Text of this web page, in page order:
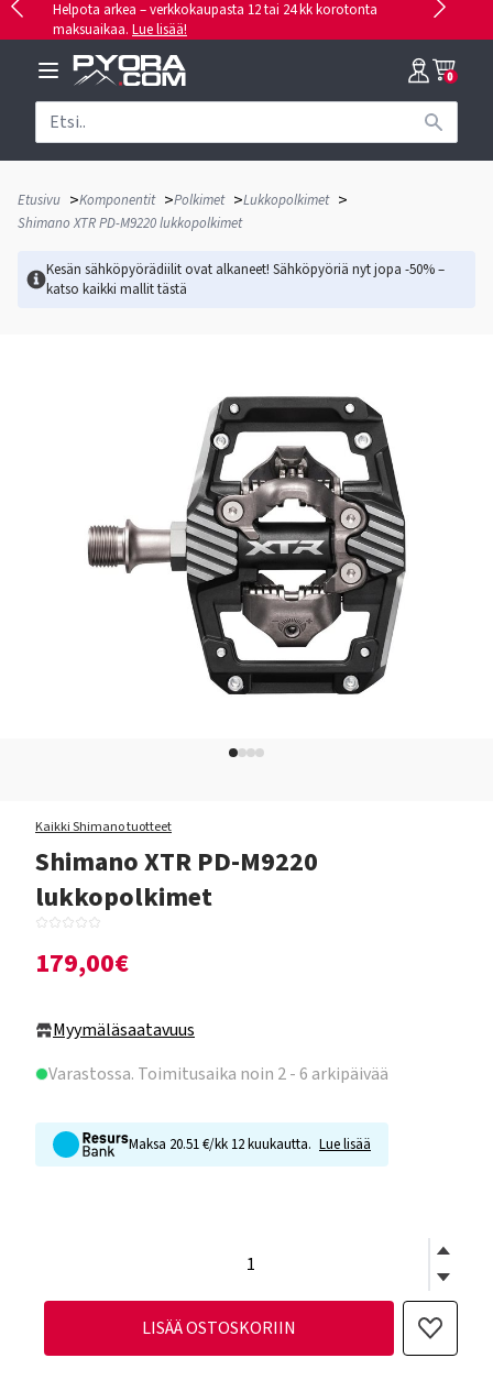
Helpota arkea – verkkokaupasta 12 tai 24 kk korotonta
maksuaikaa. Lue lisää!
0
Etusivu >Komponentit >Polkimet >Lukkopolkimet >
Shimano XTR PD-M9220 lukkopolkimet
Kesän sähköpyörädiilit ovat alkaneet! Sähköpyöriä nyt jopa -50% –
katso kaikki mallittästä
Kaikki Shimano tuotteet
Shimano XTR PD-M9220
lukkopolkimet
179,00€
Myymäläsaatavuus
Varastossa. Toimitusaika noin 2 - 6 arkipäivää
Maksa 20.51 €/kk 12 kuukautta. Lue lisää
LISÄÄ OSTOSKORIIN